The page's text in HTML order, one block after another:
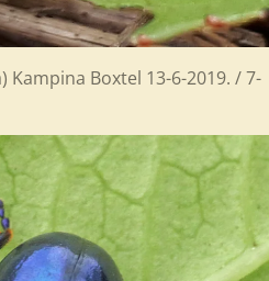
Boxtel 13-6-2019. / 7-